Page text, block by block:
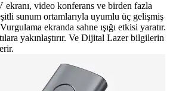
video konferans ve birden fazla
sunum ortamlarıyla uyumlu üç gelişmiş
ekranda sahne ışığı etkisi yaratır.
yakınlaştırır. Ve Dijital Lazer bilgilerin